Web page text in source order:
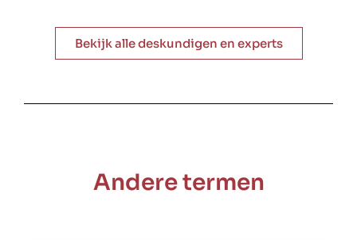
Bekijk alle deskundigen en experts
Andere termen